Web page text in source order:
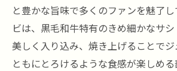
と豊かな旨味で多くのファンを魅了
ビは、黒毛和牛特有のきめ細かなサ
美しく入り込み、焼き上げることで
ともにとろけるような食感が楽しめ